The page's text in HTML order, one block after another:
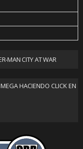
MAN CITY AT WAR
HACIENDO CLICK EN